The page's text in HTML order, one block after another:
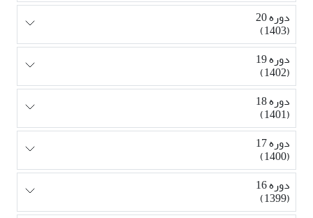
دوره 20
(1403)
دوره 19
(1402)
دوره 18
(1401)
دوره 17
(1400)
دوره 16
(1399)